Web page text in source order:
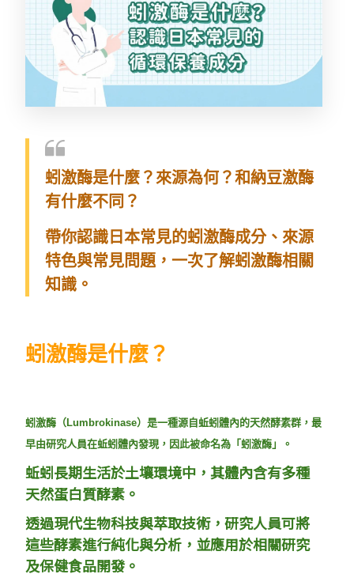
蚓激酶是什麼？來源為何？和納豆激酶
有什麼不同？
帶你認識日本常見的蚓激酶成分、來源
特色與常見問題，一次了解蚓激酶相關
知識。
蚓激酶是什麼？
蚓激酶（Lumbrokinase）是一種源自蚯蚓體內的天然酵素群，最
早由研究人員在蚯蚓體內發現，因此被命名為「蚓激酶」。
蚯蚓長期生活於土壤環境中，其體內含有多種
天然蛋白質酵素。
透過現代生物科技與萃取技術，研究人員可將
這些酵素進行純化與分析，並應用於相關研究
及保健食品開發。